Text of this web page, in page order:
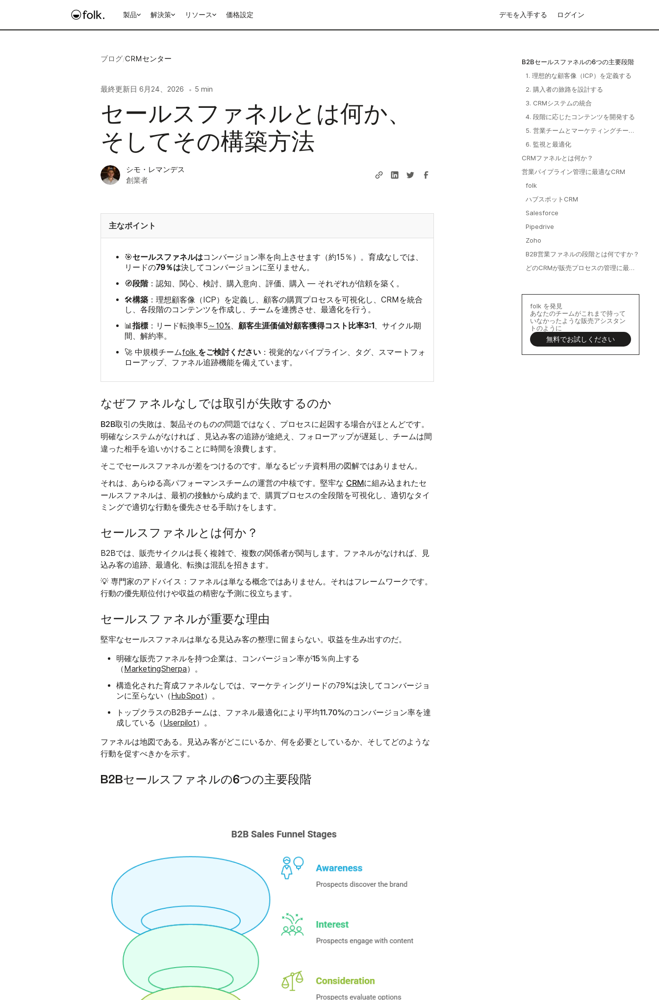
製品 解決策 リソース 価格設定 デモを入手する ログイン
ブログ/CRMセンター
最終更新日 6月24、2026 • 5 min
セールスファネルとは何か、
そしてその構築方法
シモ・レマンデス
創業者
主なポイント
🎯セールスファネルはコンバージョン率を向上させます（約15％）。育成なしでは、
リードの79％は決してコンバージョンに至りません。
🧭段階：認知、関心、検討、購入意向、評価、購入 — それぞれが信頼を築く。
🛠️構築 ：理想顧客像（ICP）を定義し、顧客の購買プロセスを可視化し、CRMを統合
し、各段階のコンテンツを作成し、チームを連携させ、最適化を行う。
📊指標 ：リード転換率5 ～10% 顧客生涯価値対顧客獲得コスト比率3:1 、サイクル期
間、解約率。
🚀 中規模チームfolk をご検討ください ：視覚的なパイプライン、タグ、スマートフォ
ローアップ、ファネル追跡機能を備えています。
なぜファネルなしでは取引が失敗するのか
B2B取引の失敗は、製品そのものの問題ではなく、プロセスに起因する場合がほとんどです。
明確なシステムがなければ
、見込み客の追跡が途絶え、フォローアップが遅延し、チームは間
違った相手を追いかけることに時間を浪費します。
そこでセールスファネルが差をつけるのです。単なるピッチ資料用の図解ではありません。
それは、あらゆる高パフォーマンスチームの運営の中核です。堅牢なCRMに組み込まれたセ
ールスファネルは 、最初の接触から成約まで、購買プロセスの全段階を可視化し、適切なタイ
ミングで適切な行動を優先させる手助けをします。
セールスファネルとは何か？
B2Bでは、販売サイクルは長く複雑で、複数の関係者が関与します。ファネルがなければ、見
込み客の追跡、最適化、転換は混乱を招きます。
💡 専門家のアドバイス：ファネルは単なる概念ではありません。それはフレームワークです。
行動の優先順位付けや収益の精密な予測に役立ちます。
セールスファネルが重要な理由
堅牢なセールスファネルは単なる見込み客の整理に留まらない。収益を生み出すのだ。
明確な販売ファネルを持つ企業は、 コンバージョン率が15％向上する
（MarketingSherpa）。
構造化された育成ファネルなしでは 、マーケティングリードの79%は決してコンバージョ
ンに至らない （HubSpot）。
トップクラスのB2Bチームは、ファネル最適化により平均11.70%のコンバージョン率を達
成している（Userpilot）。
ファネルは地図である。見込み客がどこにいるか、何を必要としているか、そしてどのような
行動を促すべきかを示す。
B2Bセールスファネルの6つの主要段階
B2Bセールスファネルの6つの主要段階
1. 理想的な顧客像（ICP）を定義する
2. 購入者の旅路を設計する
3. CRMシステムの統合
4. 段階に応じたコンテンツを開発する
5. 営業チームとマーケティングチーム
の連携強化
6. 監視と最適化
CRMファネルとは何か？
営業パイプライン管理に最適なCRM
folk
ハブスポットCRM
Salesforce
Pipedrive
Zoho
B2B営業ファネルの段階とは何ですか？
どのCRMが販売プロセスの管理に最適
folk を発見
あなたのチームがこれまで持って
いなかったような販売アシスタン
トのように
無料でお試しください